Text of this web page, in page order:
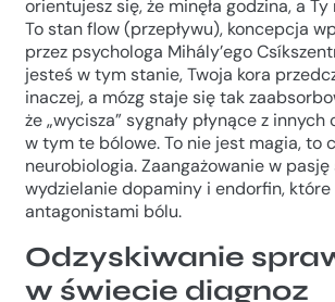
orientujesz się, że minęła godzina, a
To stan flow (przepływu), koncepcja
przez psychologa Mihály’ego
jesteś w tym stanie, Twoja kora
inaczej, a mózg staje się tak
że „wycisza” sygnały płynące z innych
w tym te bólowe. To nie jest magia, to
neurobiologia. Zaangażowanie w
wydzielanie dopaminy i endorfin,
antagonistami bólu.
Odzyskiwanie
w świecie diagnoz